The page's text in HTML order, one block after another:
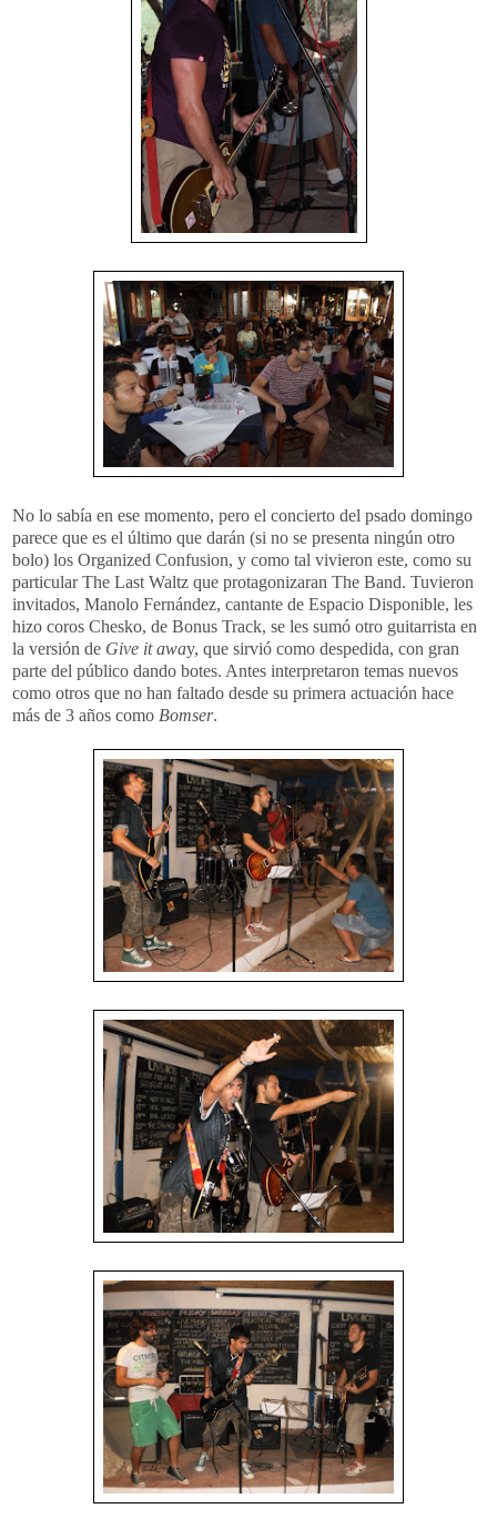
No lo sabía en ese momento, pero el concierto del psado domingo
parece que es el último que darán (si no se presenta ningún otro
bolo) los Organized Confusion, y como tal vivieron este, como su
particular The Last Waltz que protagonizaran The Band. Tuvieron
invitados, Manolo Fernández, cantante de Espacio Disponible, les
hizo coros Chesko, de Bonus Track, se les sumó otro guitarrista en
la versión de Give it away, que sirvió como despedida, con gran
parte del público dando botes. Antes interpretaron temas nuevos
como otros que no han faltado desde su primera actuación hace
más de 3 años como Bomser.